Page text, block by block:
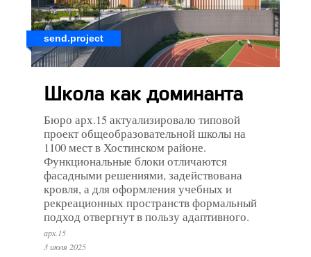
send.project
Школа как доминанта
Бюро арх.15 актуализировало типовой
проект общеобразовательной школы на
1100 мест в Хостинском районе.
Функциональные блоки отличаются
фасадными решениями, задействована
кровля, а для оформления учебных и
рекреационных пространств формальный
подход отвергнут в пользу адаптивного.
арх.15
3 июля 2025